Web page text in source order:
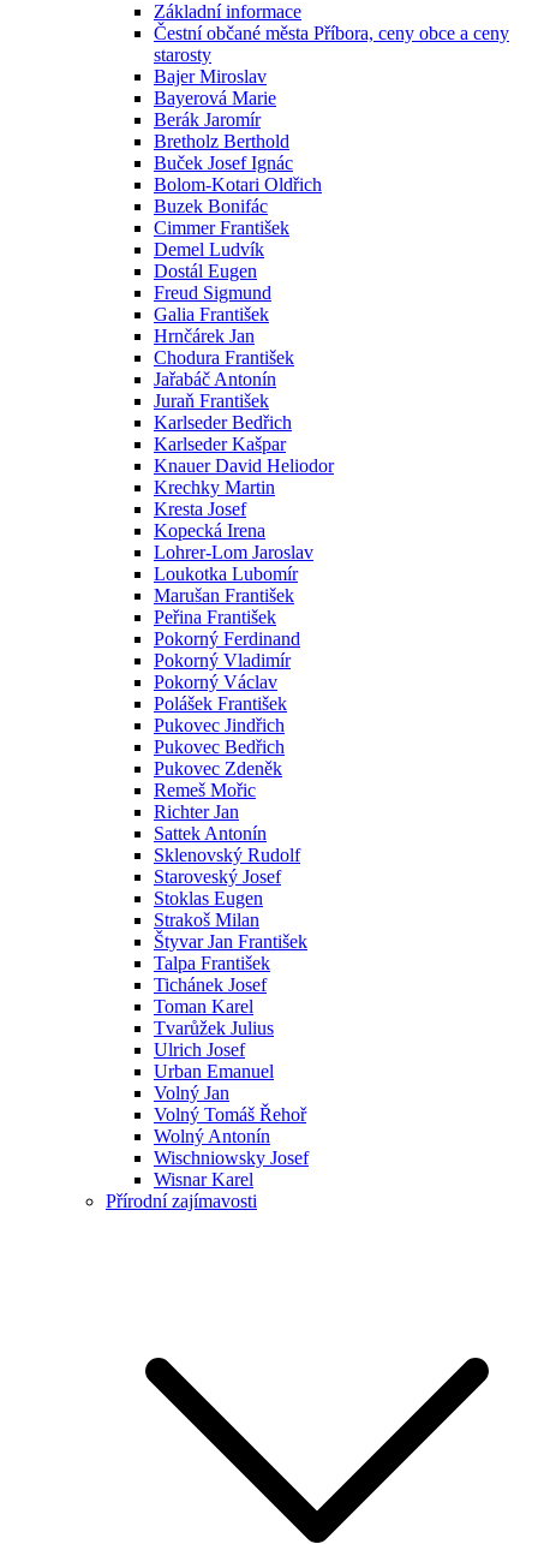
Základní informace
Čestní občané města Příbora, ceny obce a ceny
starosty
Bajer Miroslav
Bayerová Marie
Berák Jaromír
Bretholz Berthold
Buček Josef Ignác
Bolom-Kotari Oldřich
Buzek Bonifác
Cimmer František
Demel Ludvík
Dostál Eugen
Freud Sigmund
Galia František
Hrnčárek Jan
Chodura František
Jařabáč Antonín
Juraň František
Karlseder Bedřich
Karlseder Kašpar
Knauer David Heliodor
Krechky Martin
Kresta Josef
Kopecká Irena
Lohrer-Lom Jaroslav
Loukotka Lubomír
Marušan František
Peřina František
Pokorný Ferdinand
Pokorný Vladimír
Pokorný Václav
Polášek František
Pukovec Jindřich
Pukovec Bedřich
Pukovec Zdeněk
Remeš Mořic
Richter Jan
Sattek Antonín
Sklenovský Rudolf
Staroveský Josef
Stoklas Eugen
Strakoš Milan
Štyvar Jan František
Talpa František
Tichánek Josef
Toman Karel
Tvarůžek Julius
Ulrich Josef
Urban Emanuel
Volný Jan
Volný Tomáš Řehoř
Wolný Antonín
Wischniowsky Josef
Wisnar Karel
Přírodní zajímavosti